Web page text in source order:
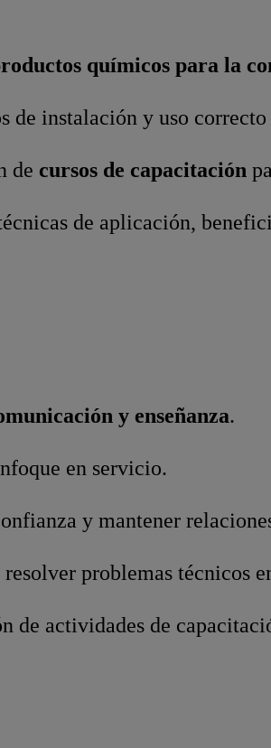
químicos para la
de instalación y uso
de cursos de capacitación
de aplicación,
y enseñanza.
en servicio.
y mantener
problemas técnicos
de actividades de